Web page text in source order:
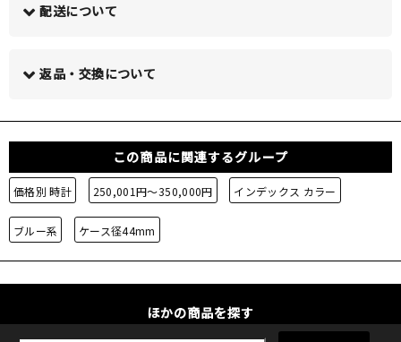
配送について
返品・交換について
この商品に関連するグループ
価格別 時計 250,001円～350,000円 インデックス カラー
ブルー系 ケース径44mm
ほかの商品を探す